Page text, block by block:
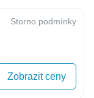
Storno podmínky
Zobrazit ceny